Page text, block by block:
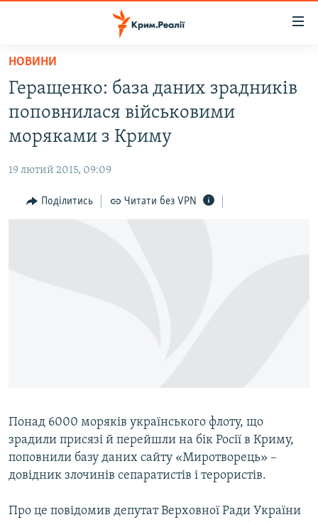
Перейти
основного
матеріалу
до
основної
Перейти
до
ВОДА.КРИМ
БЛОГИ
ПОГЛЯД
Усі сайти RFE/RL
НОВИНИ
Геращенко: база даних зрадників
поповнилася військовими
моряками з Криму
19 лютий 2015, 09:09
Поділитись Читати без VPN
Понад 6000 моряків українського флоту, що
зрадили присязі й перейшли на бік Росії в Криму,
поповнили базу даних сайту «Миротворець» –
довідник злочинів сепаратистів і терористів.
Про це повідомив депутат Верховної Ради України